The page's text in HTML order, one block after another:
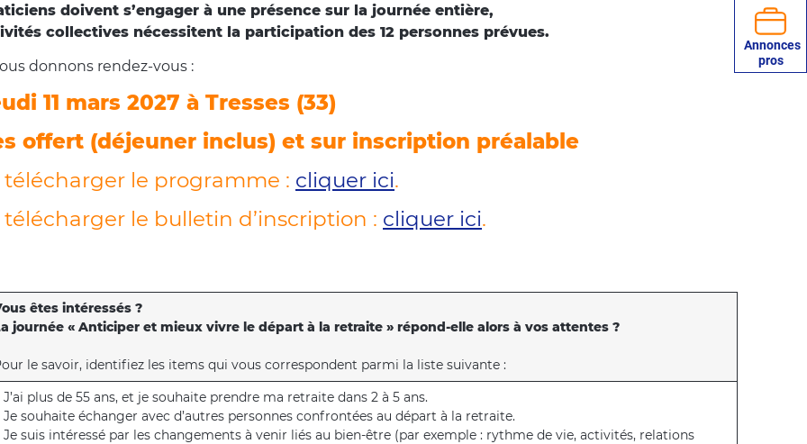
doivent s’engager à une présence sur la journée entière,
collectives nécessitent la participation des 12 personnes prévues.
donnons rendez-vous :
11 mars 2027 à Tresses (33)
offert (déjeuner inclus) et sur inscription préalable
télécharger le programme : cliquer ici.
télécharger le bulletin d’inscription : cliquer ici.
êtes intéressés ?
journée « Anticiper et mieux vivre le départ à la retraite » répond-elle alors à vos attentes ?
le savoir, identifiez les items qui vous correspondent parmi la liste suivante :
J’ai plus de 55 ans, et je souhaite prendre ma retraite dans 2 à 5 ans.
Je souhaite échanger avec d’autres personnes confrontées au départ à la retraite.
Je suis intéressé par les changements à venir liés au bien-être (par exemple : rythme de vie, activités, relations
Annonces
pros